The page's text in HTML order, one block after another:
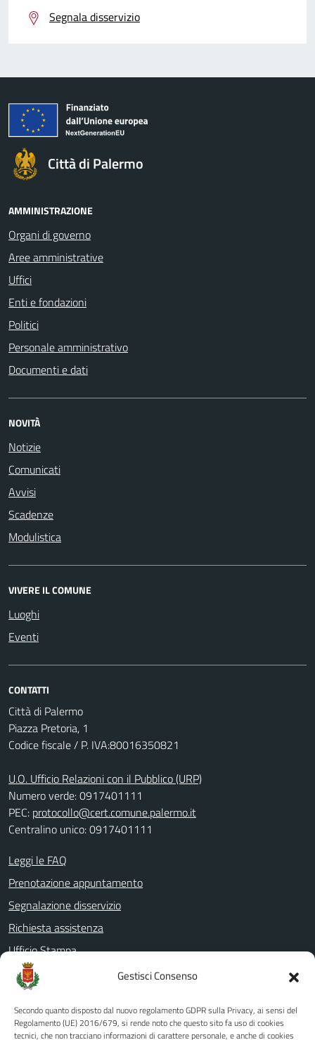
Gestisci Consenso
Secondo quanto disposto dal nuovo regolamento GDPR sulla Privacy, ai sensi del
Regolamento (UE) 2016/679, si rende noto che questo sito fa uso di cookies
tecnici, che non tracciano informazioni di carattere personale, e anche di cookies
Segnala disservizio
Città di Palermo
AMMINISTRAZIONE
Organi di governo
Aree amministrative
Uffici
Enti e fondazioni
Politici
Personale amministrativo
Documenti e dati
NOVITÀ
Notizie
Comunicati
Avvisi
Scadenze
Modulistica
VIVERE IL COMUNE
Luoghi
Eventi
CONTATTI
Città di Palermo
Piazza Pretoria, 1
Codice fiscale / P. IVA:80016350821
U.O. Ufficio Relazioni con il Pubblico (URP)
Numero verde: 0917401111
PEC: protocollo@cert.comune.palermo.it
Centralino unico: 0917401111
Leggi le FAQ
Prenotazione appuntamento
Segnalazione disservizio
Richiesta assistenza
Ufficio Stampa
Amministrazione Trasparente
Albo pretorio
Informativa privacy